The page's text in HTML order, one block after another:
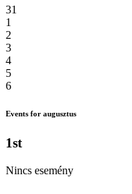
31
1
2
3
4
5
6
Events for augusztus
1st
Nincs esemény